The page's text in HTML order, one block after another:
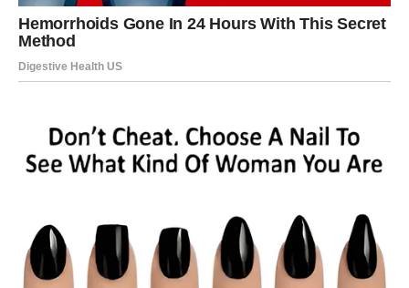
svilenkasto glatka. Ostavite da se ohladi na sobnoj
temperaturi, a zatim stavite u hladnjak dok ne postane
dovoljno gusta za nanošenje.
Kada se kolač potpuno ohladi, pažljivo ga izvadite iz
kalupa i vodoravno prerežite na dva jednaka sloja.
kolača, a zatim stavite gornji sloj.
4. Preljev: